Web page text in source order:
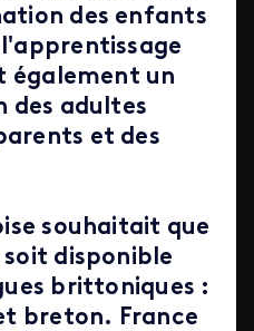
des enfants
également un
des adultes
et des
souhaitait que
disponible
brittoniques :
breton. France